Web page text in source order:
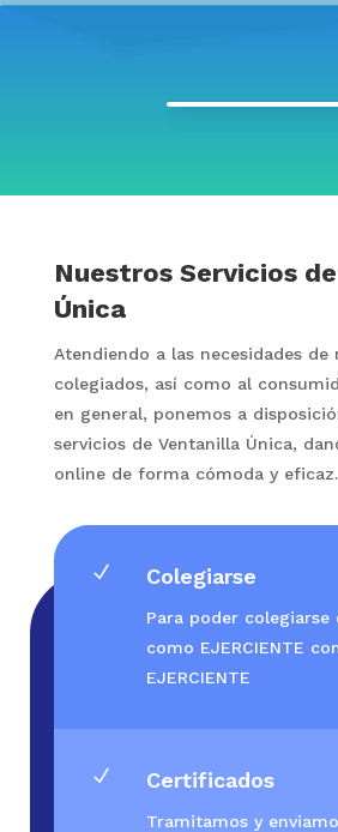
Nuestros Servicios
Única
Atendiendo a las necesidades de
colegiados, así como al
en general, ponemos a
servicios de Ventanilla Única,
online de forma cómoda y eficaz.
N Colegiarse
Para poder
como EJERCIENTE
EJERCIENTE
N Certificados
Tramitamos y